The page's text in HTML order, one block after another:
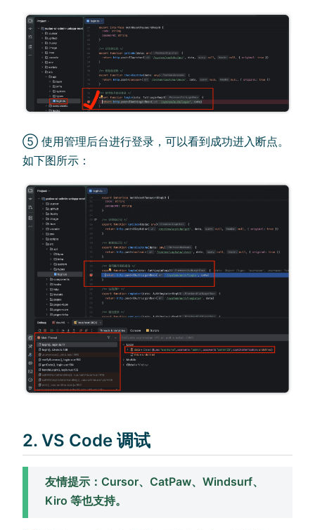
⑤ 使用管理后台进行登录，可以看到成功进入断点。
如下图所示：
2. VS Code 调试
友情提示：Cursor、CatPaw、Windsurf、
Kiro 等也支持。